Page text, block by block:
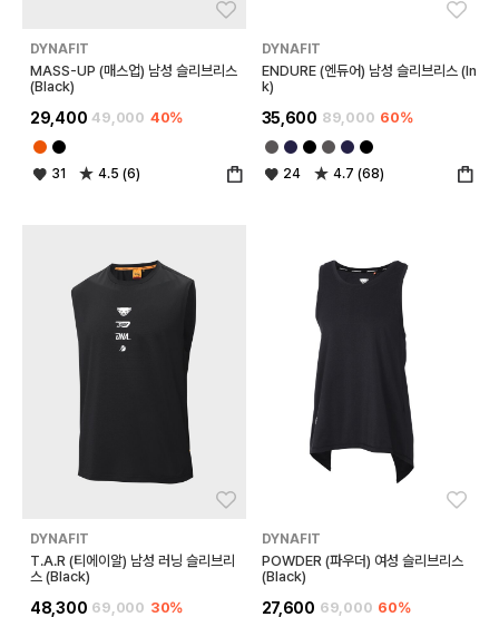
DYNAFIT
MASS-UP (매스업) 남성 슬리브리스
(Black)
29,400 49,000 40%
31 4.5 (6)
DYNAFIT
ENDURE (엔듀어) 남성 슬리브리스 (In
k)
35,600 89,000 60%
24 4.7 (68)
DYNAFIT
T.A.R (티에이알) 남성 러닝 슬리브리
스 (Black)
48,300 69,000 30%
DYNAFIT
POWDER (파우더) 여성 슬리브리스
(Black)
27,600 69,000 60%